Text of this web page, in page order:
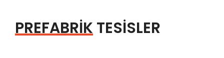
PREFABRİKTESİSLER